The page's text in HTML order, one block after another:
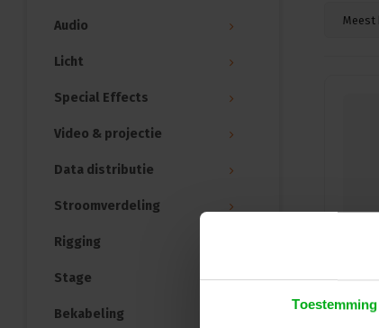
Toestemming
Audio
Licht
Special Effects
Video & projectie
Data distributie
Stroomverdeling
Rigging
Stage
Bekabeling
Meest